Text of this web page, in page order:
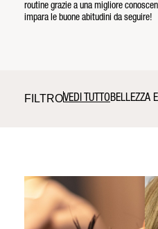
routine grazie a una migliore
impara le buone abitudini da seguire!
FILTROVEDI TUTTOBELLEZZA